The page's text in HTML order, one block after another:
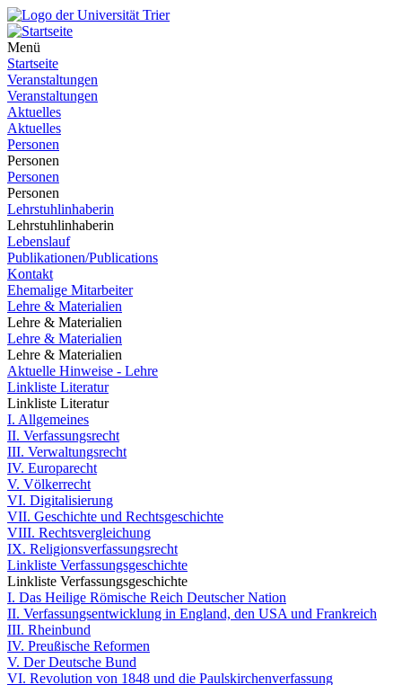
Menü
Startseite
Veranstaltungen
Veranstaltungen
Aktuelles
Aktuelles
Personen
Personen
Personen
Personen
Lehrstuhlinhaberin
Lehrstuhlinhaberin
Lebenslauf
Publikationen/Publications
Kontakt
Ehemalige Mitarbeiter
Lehre & Materialien
Lehre & Materialien
Lehre & Materialien
Lehre & Materialien
Aktuelle Hinweise - Lehre
Linkliste Literatur
Linkliste Literatur
I. Allgemeines
II. Verfassungsrecht
III. Verwaltungsrecht
IV. Europarecht
V. Völkerrecht
VI. Digitalisierung
VII. Geschichte und Rechtsgeschichte
VIII. Rechtsvergleichung
IX. Religionsverfassungsrecht
Linkliste Verfassungsgeschichte
Linkliste Verfassungsgeschichte
I. Das Heilige Römische Reich Deutscher Nation
II. Verfassungsentwicklung in England, den USA und Frankreich
III. Rheinbund
IV. Preußische Reformen
V. Der Deutsche Bund
VI. Revolution von 1848 und die Paulskirchenverfassung